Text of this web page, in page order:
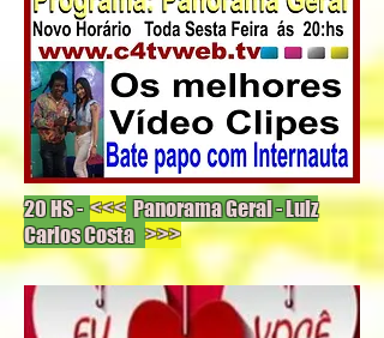
20 HS -<<< Panorama Geral - Luiz
Carlos Costa>>>